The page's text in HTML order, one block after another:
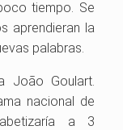
tiempo. Se
aprendieran la
palabras.
João Goulart.
nacional de
a 3